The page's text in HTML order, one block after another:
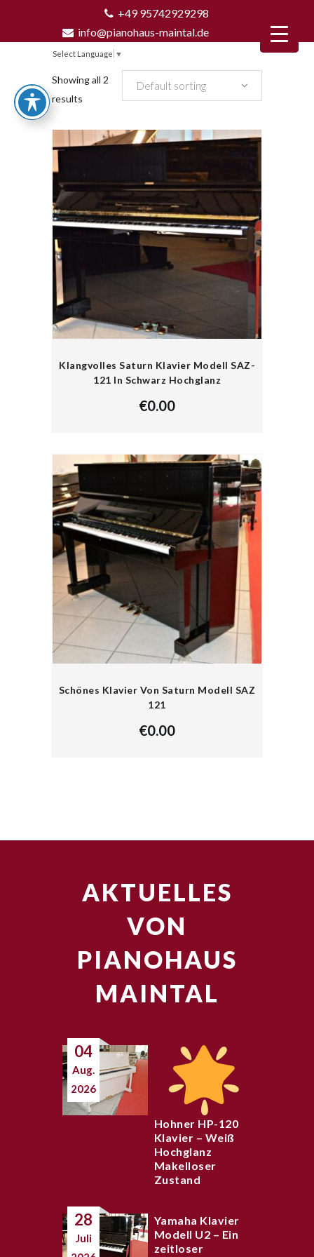
+49 95742929298
info@pianohaus-maintal.de
Select Language ▼
Showing all 2
results
Default sorting
Klangvolles Saturn Klavier Modell SAZ-
121 In Schwarz Hochglanz
€0.00
Schönes Klavier Von Saturn Modell SAZ
121
€0.00
AKTUELLES
VON
PIANOHAUS
MAINTAL
04
Aug.
2026
Hohner HP-120
Klavier – Weiß
Hochglanz
Makelloser
Zustand
28
Juli
Yamaha Klavier
Modell U2 – Ein
zeitloser